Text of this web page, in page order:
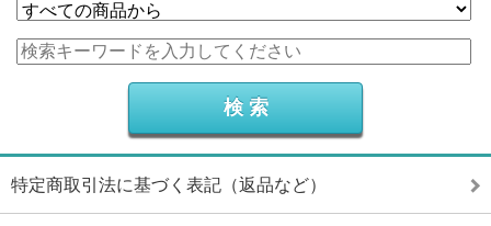
特定商取引法に基づく表記（返品など）